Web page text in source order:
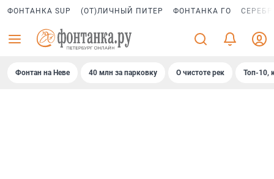
ФОНТАНКА SUP (ОТ)ЛИЧНЫЙ ПИТЕР ФОНТАНКА ГО
Фонтан на Неве 40 млн за парковку О чистоте рек Топ-10,